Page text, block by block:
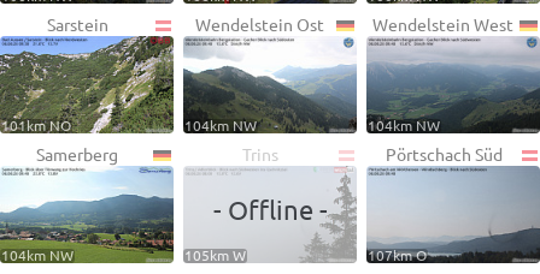
Sarstein
101km NO
Wendelstein Ost
104km NW
Wendelstein West
104km NW
Samerberg
104km NW
- Offline -
Trins
105km W
Pörtschach Süd
107km O